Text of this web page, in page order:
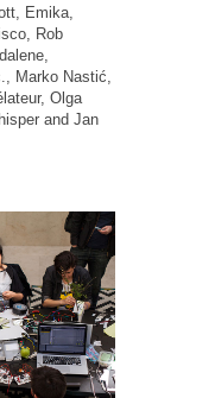
Emika,
Rob
Marko Nastić,
Olga
and Jan